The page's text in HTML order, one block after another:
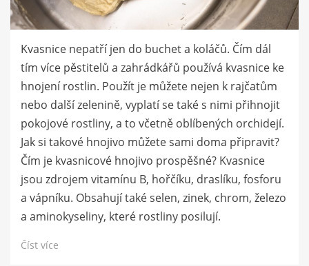
Kvasnice nepatří jen do buchet a koláčů. Čím dál
tím více pěstitelů a zahrádkářů používá kvasnice ke
hnojení rostlin. Použít je můžete nejen k rajčatům
nebo další zelenině, vyplatí se také s nimi přihnojit
pokojové rostliny, a to včetně oblíbených orchidejí.
Jak si takové hnojivo můžete sami doma připravit?
Čím je kvasnicové hnojivo prospěšné? Kvasnice
jsou zdrojem vitamínu B, hořčíku, draslíku, fosforu
a vápníku. Obsahují také selen, zinek, chrom, železo
a aminokyseliny, které rostliny posilují.
Číst více